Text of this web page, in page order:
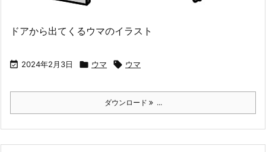
ドアから出てくるウマのイラスト
 2024年2月3日  ウマ  ウマ
ダウンロード ...